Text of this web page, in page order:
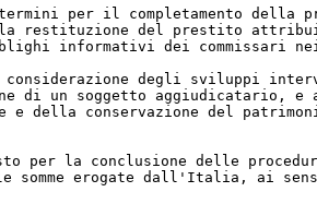
per il completamento della
la restituzione del prestito
informativi dei commissari
degli sviluppi
di un soggetto aggiudicatario,
della conservazione del
per la conclusione delle
erogate dall'Italia, ai